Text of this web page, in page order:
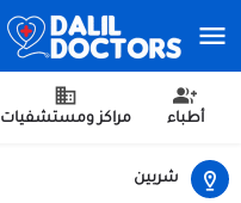
أطباء مراكز ومستشفيات
شربين